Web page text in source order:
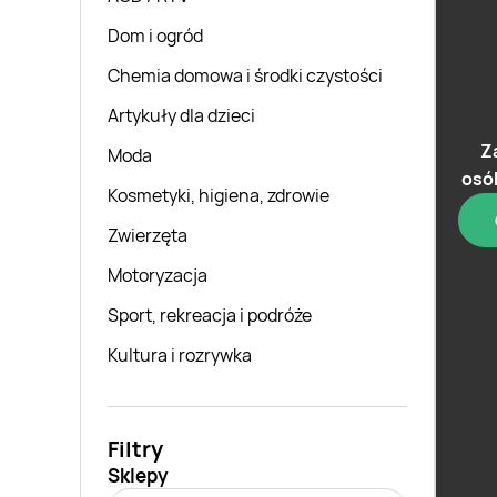
Dom i ogród
Chemia domowa i środki czystości
Artykuły dla dzieci
Moda
Kosmetyki, higiena, zdrowie
Zwierzęta
Motoryzacja
Sport, rekreacja i podróże
Kultura i rozrywka
Filtry
Sklepy